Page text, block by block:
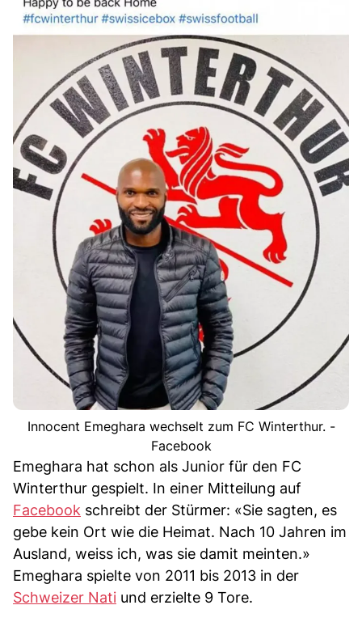
Innocent Emeghara wechselt zum FC Winterthur. -
Facebook
Emeghara hat schon als Junior für den FC
Winterthur gespielt. In einer Mitteilung auf
Facebook schreibt der Stürmer: «Sie sagten, es
gebe kein Ort wie die Heimat. Nach 10 Jahren im
Ausland, weiss ich, was sie damit meinten.»
Emeghara spielte von 2011 bis 2013 in der
Schweizer Nati und erzielte 9 Tore.